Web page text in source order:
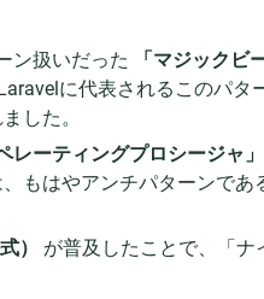
ン扱いだった
「マジックビ
に代表されるこのパタ
した。
レーティングプロシージャ」
もはやアンチパターンであ
）
が普及したことで、「ナ